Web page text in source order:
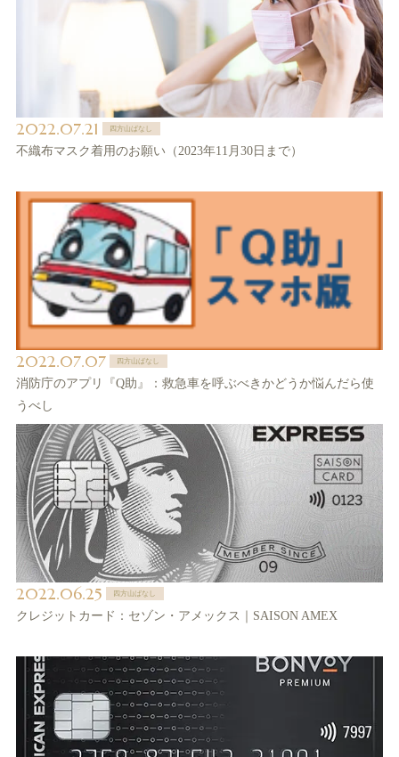
2022.07.21 四方山ばなし
不織布マスク着用のお願い（2023年11月30日まで）
2022.07.07 四方山ばなし
消防庁のアプリ『Q助』：救急車を呼ぶべきかどうか悩んだら使
うべし
2022.06.25 四方山ばなし
クレジットカード：セゾン・アメックス｜SAISON AMEX